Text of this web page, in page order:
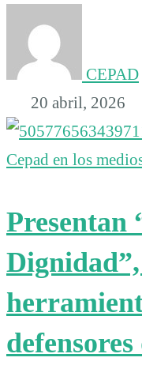
CEPAD
20 abril, 2026
Cepad en los
Presentan